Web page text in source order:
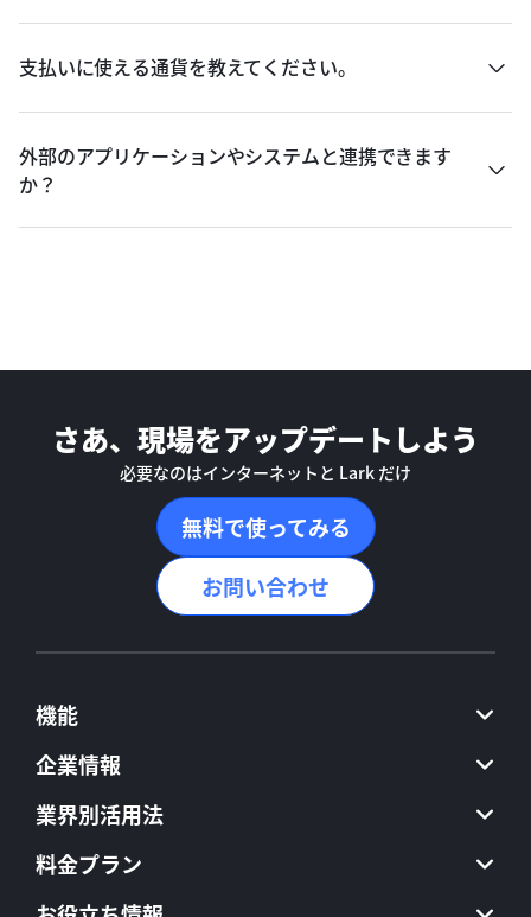
支払いに使える通貨を教えてください。
外部のアプリケーションやシステムと連携できます
か？
さあ、現場をアップデートしよう
必要なのはインターネットと Lark だけ
無料で使ってみる
お問い合わせ
機能
企業情報
業界別活用法
料金プラン